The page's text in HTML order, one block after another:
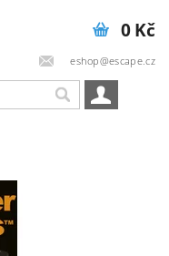
eshop@escape.cz
0 Kč